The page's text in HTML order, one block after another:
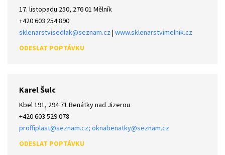
17. listopadu 250, 276 01 Mělník
+420 603 254 890
sklenarstvisedlak@seznam.cz| www.sklenarstvimelnik.cz
Karel Šulc
Kbel 191, 294 71 Benátky nad Jizerou
+420 603 529 078
proffiplast@seznam.cz; oknabenatky@seznam.cz